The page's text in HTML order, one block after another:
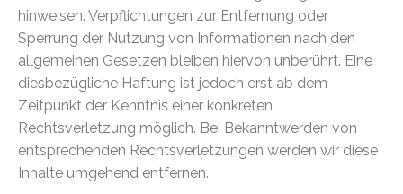
hinweisen. Verpflichtungen zur Entfernung oder
Sperrung der Nutzung von Informationen nach den
allgemeinen Gesetzen bleiben hiervon unberührt. Eine
diesbezügliche Haftung ist jedoch erst ab dem
Zeitpunkt der Kenntnis einer konkreten
Rechtsverletzung möglich. Bei Bekanntwerden von
entsprechenden Rechtsverletzungen werden wir diese
Inhalte umgehend entfernen.